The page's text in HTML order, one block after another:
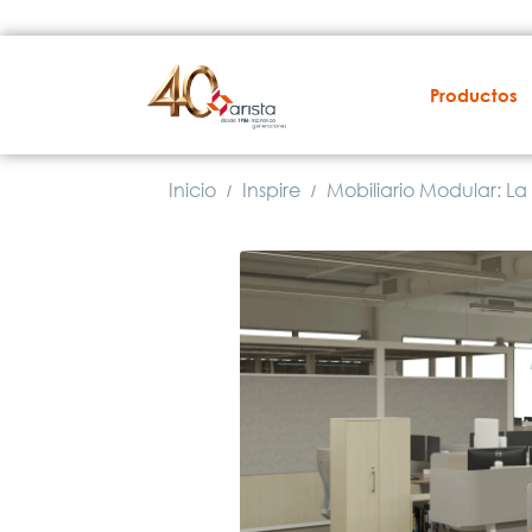
Productos
Inicio / Inspire / Mobiliario Modular: